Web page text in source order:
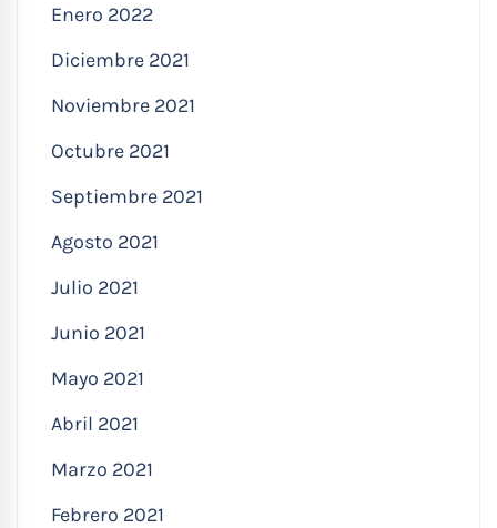
Enero 2022
Diciembre 2021
Noviembre 2021
Octubre 2021
Septiembre 2021
Agosto 2021
Julio 2021
Junio 2021
Mayo 2021
Abril 2021
Marzo 2021
Febrero 2021